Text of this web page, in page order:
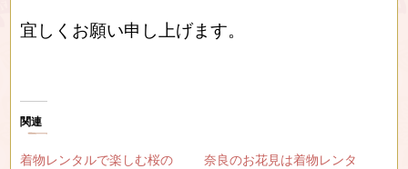
宜しくお願い申し上げます。
関連
着物レンタルで楽しむ桜の
奈良のお花見は着物レンタ